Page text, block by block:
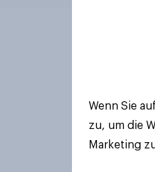
Wenn Sie
zu, um die
Marketing